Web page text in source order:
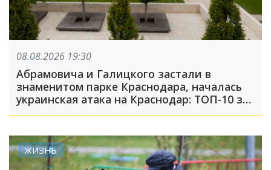
08.08.2026 19:30
Абрамовича и Галицкого застали в
знаменитом парке Краснодара, началась
украинская атака на Краснодар: ТОП-10 за
неделю
ЖИЗНЬ